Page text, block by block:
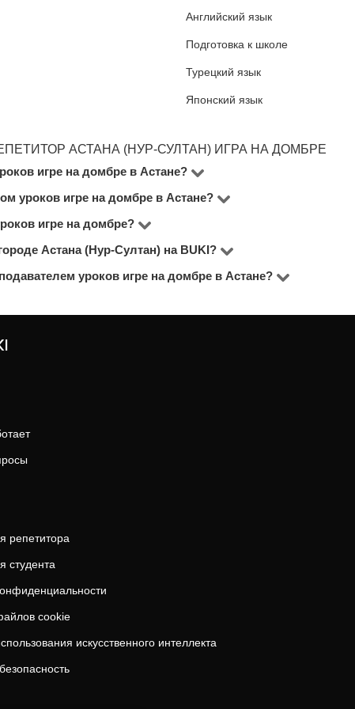
Английский язык
Подготовка к школе
Турецкий язык
Японский язык
АСТАНА (НУР-СУЛТАН) ИГРА НА ДОМБРЕ
игре на домбре в Астане?
преподавателей Игра на домбре в городе Астана (Нур-
отзывов, опыт преподавания, диплом об
предлагающего бесплатный пробный урок, чтобы понять,
уроков игре на домбре в Астане?
опыта учителя и формата (очно или онлайн). В среднем
преподавателей.
игре на домбре?
почти во всех районах города Астана (Нур-
репетитора воспользуйтесь фильтрами по локации.
Астана (Нур-Султан) на BUKI?
студенты старших курсов, университетские
уроков игре на домбре в Астане?
репетитора
студента
cookie
искусственного интеллекта